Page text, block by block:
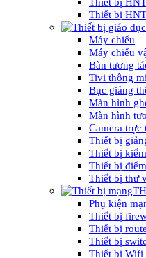
Thiết bị
Máy chiếu
Máy chiếu
Bàn tương
Tivi thông
Bục giảng
Màn hình
Màn hình
Camera trực
Thiết bị
Thiết bị
Thiết bị
Thiết bị thư
Phụ kiện
Thiết bị
Thiết bị
Thiết bị
Thiết bị Wifi